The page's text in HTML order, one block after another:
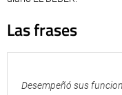
Las frases
Desempeñó sus